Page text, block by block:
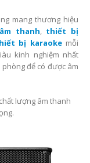
mang thương hiệu
thanh, thiết bị
bị karaokemỗi
kinh nghiệm nhất
để có được âm
lượng âm thanh